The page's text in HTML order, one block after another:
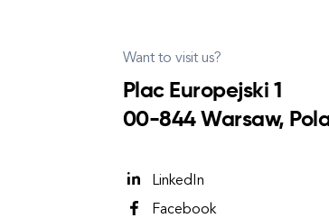
Want to visit us?
Plac Europejski 1
00-844 Warsaw,
LinkedIn
Facebook